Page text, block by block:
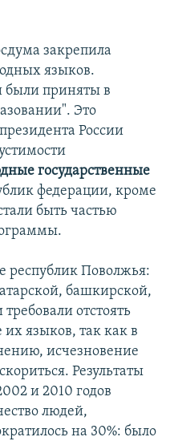
закрепила
языков.
были приняты в
Это
России
государственные
федерации, кроме
быть частью
республик Поволжья:
башкирской,
отстоять
их языков, так как в
исчезновение
Результаты
и 2010 годов
людей,
на 30%: было